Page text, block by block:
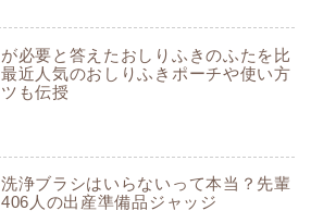
必要と答えたおしりふきのふたを比
近人気のおしりふきポーチや使い方
も伝授
浄ブラシはいらないって本当？先輩
人の出産準備品ジャッジ